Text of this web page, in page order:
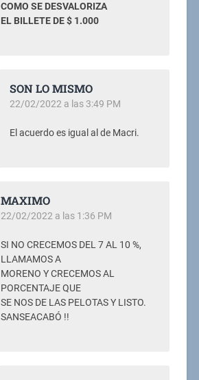
COMO SE DESVALORIZA
EL BILLETE DE $ 1.000
SON LO MISMO
22/02/2022 a las 3:49 PM
El acuerdo es igual al de Macri.
MAXIMO
22/02/2022 a las 1:36 PM
SI NO CRECEMOS DEL 7 AL 10 %,
LLAMAMOS A
MORENO Y CRECEMOS AL
PORCENTAJE QUE
SE NOS DE LAS PELOTAS Y LISTO.
SANSEACABÓ !!